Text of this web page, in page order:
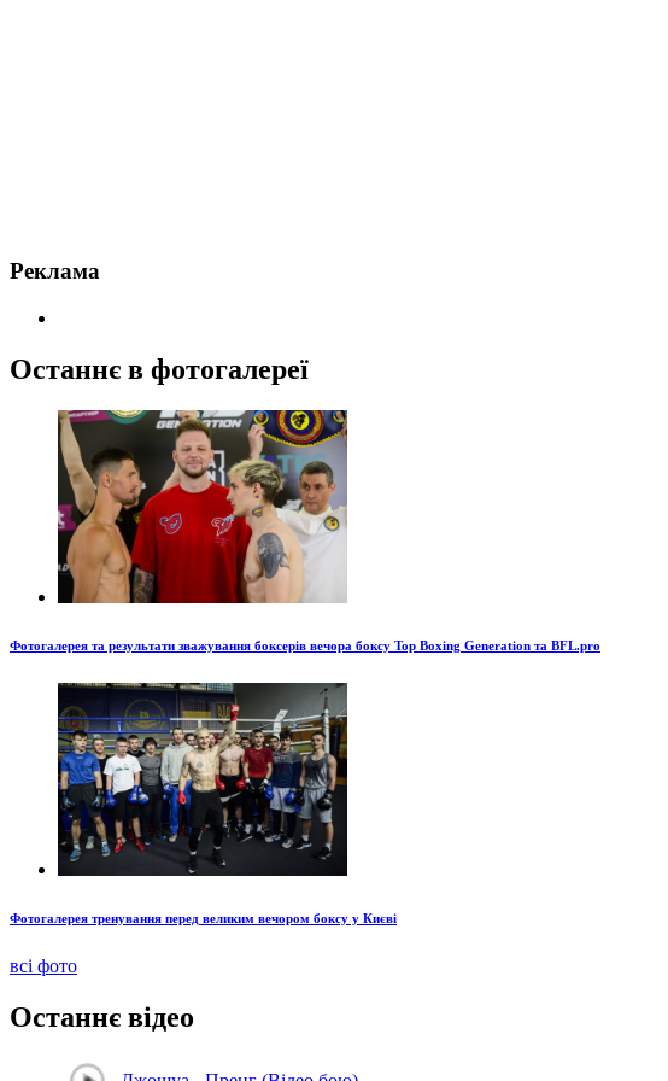
Реклама
Останнє в фотогалереї
Фотогалерея та результати зважування боксерів вечора боксу Top Boxing Generation та BFL.pro
Фотогалерея тренування перед великим вечором боксу у Києві
всі фото
Останнє відео